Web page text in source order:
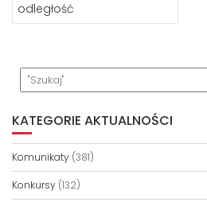
odległość
KATEGORIE AKTUALNOŚCI
Komunikaty (381)
Konkursy (132)